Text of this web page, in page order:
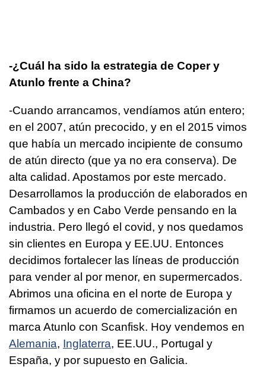
-¿Cuál ha sido la estrategia de Coper y
Atunlo frente a China?
-Cuando arrancamos, vendíamos atún entero;
en el 2007, atún precocido, y en el 2015 vimos
que había un mercado incipiente de consumo
de atún directo (que ya no era conserva). De
alta calidad. Apostamos por este mercado.
Desarrollamos la producción de elaborados en
Cambados y en Cabo Verde pensando en la
industria. Pero llegó el covid, y nos quedamos
sin clientes en Europa y EE.UU. Entonces
decidimos fortalecer las líneas de producción
para vender al por menor, en supermercados.
Abrimos una oficina en el norte de Europa y
firmamos un acuerdo de comercialización en
marca Atunlo con Scanfisk. Hoy vendemos en
Alemania, Inglaterra, EE.UU., Portugal y
España, y por supuesto en Galicia.